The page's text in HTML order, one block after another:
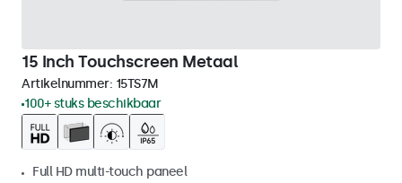
15 Inch Touchscreen Metaal
Artikelnummer: 15TS7M
100+ stuks beschikbaar
Full HD multi-touch paneel